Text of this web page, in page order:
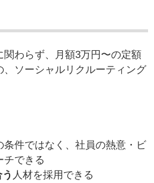
わらず、月額3万円〜の定額
、ソーシャルリクルーティング
条件ではなく、社員の熱意・ビ
チできる
人材を採用できる